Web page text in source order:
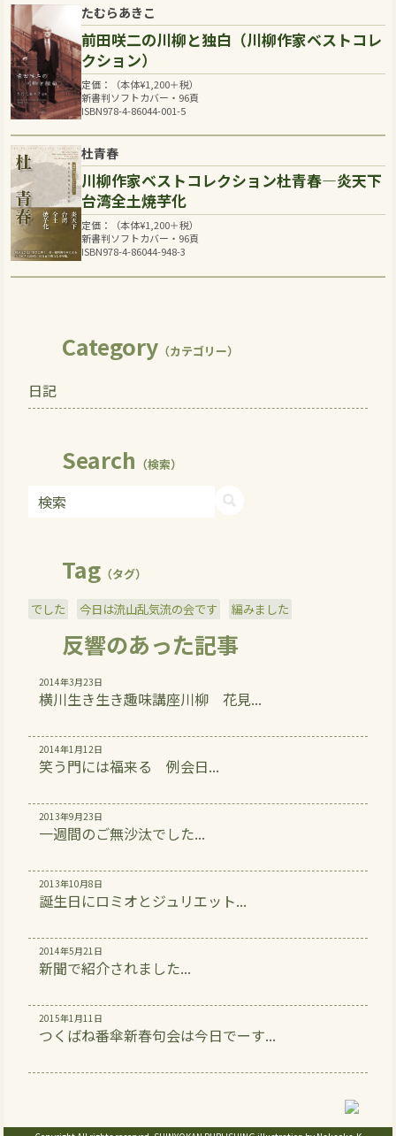
たむらあきこ
前田咲二の川柳と独白（川柳作家ベストコレ
クション）
定価：（本体¥1,200＋税）
新書判ソフトカバー・96頁
ISBN978-4-86044-001-5
杜青春
川柳作家ベストコレクション杜青春―炎天下
台湾全土焼芋化
定価：（本体¥1,200＋税）
新書判ソフトカバー・96頁
ISBN978-4-86044-948-3
Category（カテゴリー）
日記
Search （検索）
Tag（タグ）
でした 今日は流山乱気流の会です 編みました
反響のあった記事
2014年3月23日
横川生き生き趣味講座川柳 花見...
2014年1月12日
笑う門には福来る 例会日...
2013年9月23日
一週間のご無沙汰でした...
2013年10月8日
誕生日にロミオとジュリエット...
2014年5月21日
新聞で紹介されました...
2015年1月11日
つくばね番傘新春句会は今日でーす...